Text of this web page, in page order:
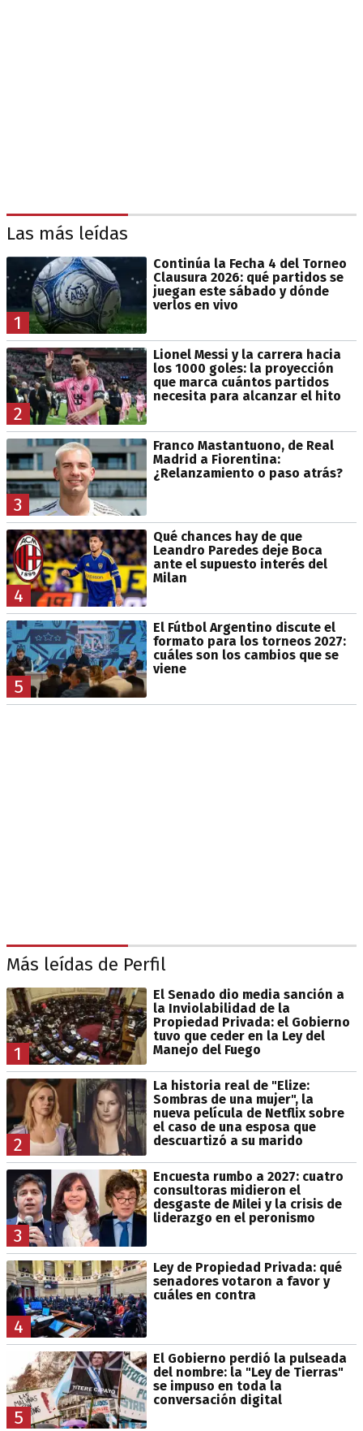
Las más leídas
1
Continúa la Fecha 4 del Torneo
Clausura 2026: qué partidos se
juegan este sábado y dónde
verlos en vivo
2
Lionel Messi y la carrera hacia
los 1000 goles: la proyección
que marca cuántos partidos
necesita para alcanzar el hito
3
Franco Mastantuono, de Real
Madrid a Fiorentina:
¿Relanzamiento o paso atrás?
4
Qué chances hay de que
Leandro Paredes deje Boca
ante el supuesto interés del
Milan
5
El Fútbol Argentino discute el
formato para los torneos 2027:
cuáles son los cambios que se
viene
Más leídas de Perfil
1
El Senado dio media sanción a
la Inviolabilidad de la
Propiedad Privada: el Gobierno
tuvo que ceder en la Ley del
Manejo del Fuego
2
La historia real de "Elize:
Sombras de una mujer", la
nueva película de Netflix sobre
el caso de una esposa que
descuartizó a su marido
3
Encuesta rumbo a 2027: cuatro
consultoras midieron el
desgaste de Milei y la crisis de
liderazgo en el peronismo
4
Ley de Propiedad Privada: qué
senadores votaron a favor y
cuáles en contra
5
El Gobierno perdió la pulseada
del nombre: la "Ley de Tierras"
se impuso en toda la
conversación digital